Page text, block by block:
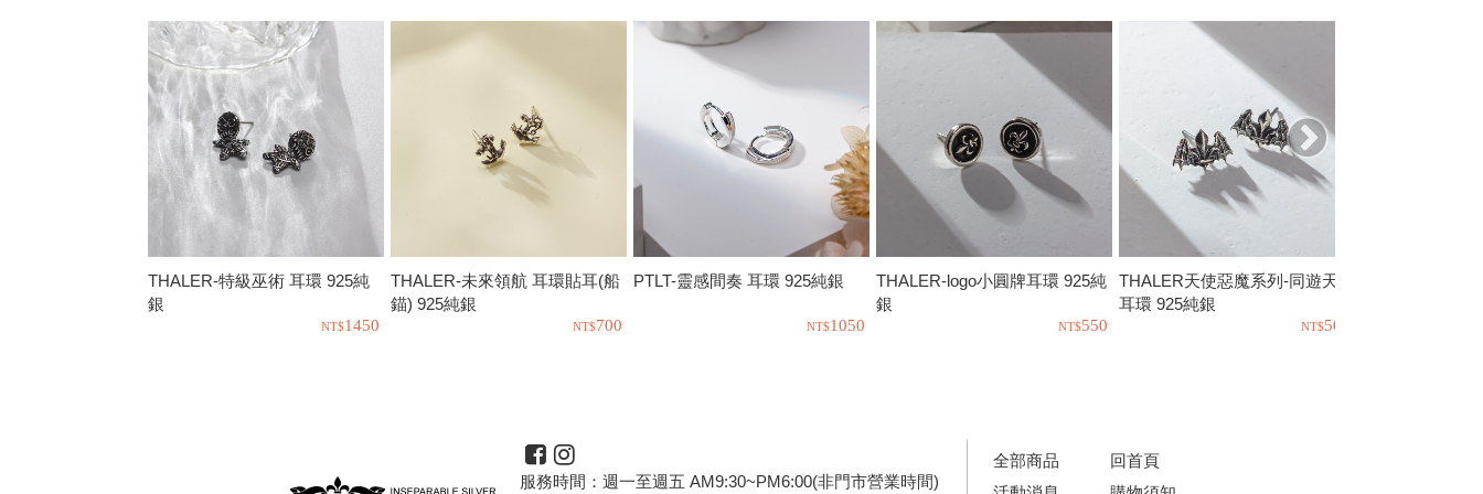
THALER-特級巫術 耳環 925純
銀
1450
THALER-未來領航 耳環貼耳(船
錨) 925純銀
700
PTLT-靈感間奏 耳環 925純銀
1050
THALER-logo小圓牌耳環 925純
銀
550
THALER天使惡魔系列-同遊天際
耳環 925純銀
500
服務時間：週一至週五 AM9:30~PM6:00(非門市營業時間)
全部商品
回首頁